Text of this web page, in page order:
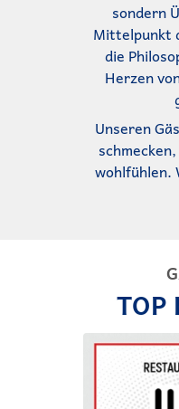
sondern
Mittelpunkt
die
Herzen
Unseren
wohlfühlen.
TOP